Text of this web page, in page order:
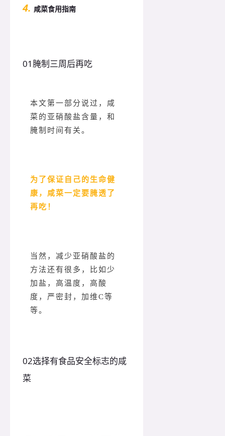
4. 咸菜食用指南
01 腌制三周后再吃
本文第一部分说过，咸
菜的亚硝酸盐含量，和
腌制时间有关。
为了保证自己的生命健
康，咸菜一定要腌透了
再吃！
当然，减少亚硝酸盐的
方法还有很多，比如少
加盐，高温度，高酸
度，严密封，加维C等
等。
02选择有食品安全标志的咸
菜